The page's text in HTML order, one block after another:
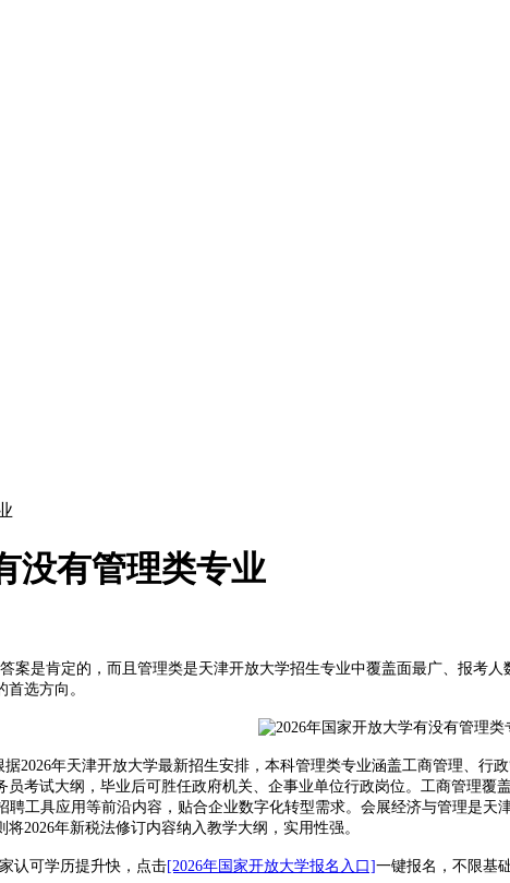
没有管理类专业
案是肯定的，而且管理类是天津开放大学招生专业中覆盖面最广、报考
选方向。
年天津开放大学最新招生安排，本科管理类专业涵盖工商管理、行
考试大纲，毕业后可胜任政府机关、企事业单位行政岗位。工商管理
聘工具应用等前沿内容，贴合企业数字化转型需求。会展经济与管理是
2026年新税法修订内容纳入教学大纲，实用性强。
认可学历提升快，点击[2026年国家开放大学报名入口]一键报名，不限基